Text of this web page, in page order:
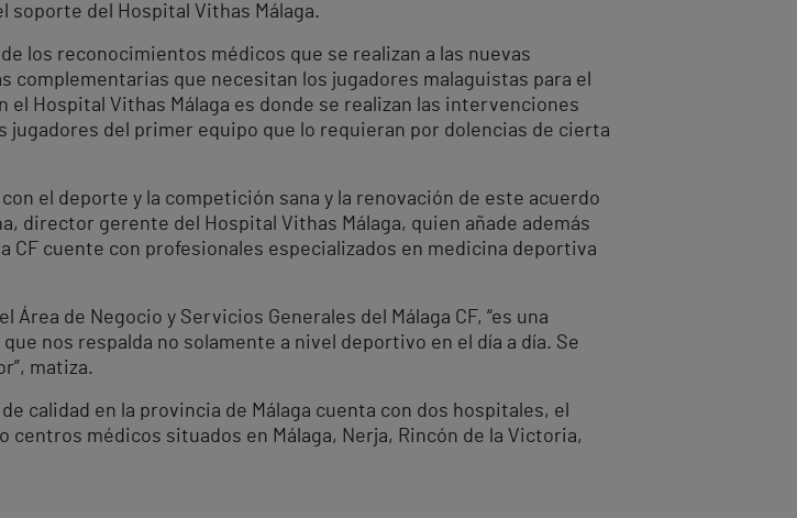
soporte del Hospital Vithas Málaga.
los reconocimientos médicos que se realizan a las nuevas
complementarias que necesitan los jugadores malaguistas para el
Hospital Vithas Málaga es donde se realizan las intervenciones
jugadores del primer equipo que lo requieran por dolencias de cierta
el deporte y la competición sana y la renovación de este acuerdo
director gerente del Hospital Vithas Málaga, quien añade además
CF cuente con profesionales especializados en medicina deportiva
de Negocio y Servicios Generales del Málaga CF, “es una
nos respalda no solamente a nivel deportivo en el día a día. Se
matiza.
calidad en la provincia de Málaga cuenta con dos hospitales, el
centros médicos situados en Málaga, Nerja, Rincón de la Victoria,